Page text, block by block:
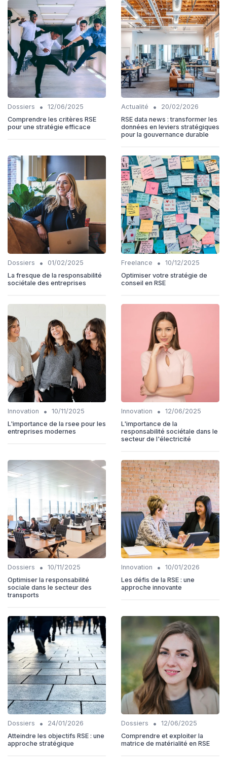
Dossiers •
12/06/2025
Comprendre les critères RSE
pour une stratégie efficace
Actualité •
20/02/2026
RSE data news : transformer les
données en leviers stratégiques
pour la gouvernance durable
Dossiers •
01/02/2025
La fresque de la responsabilité
sociétale des entreprises
Freelance •
10/12/2025
Optimiser votre stratégie de
conseil en RSE
Innovation •
10/11/2025
L'importance de la rsee pour les
entreprises modernes
Innovation •
12/06/2025
L'importance de la
responsabilité sociétale dans le
secteur de l'électricité
Dossiers •
10/11/2025
Optimiser la responsabilité
sociale dans le secteur des
transports
Innovation •
10/01/2026
Les défis de la RSE : une
approche innovante
Dossiers •
24/01/2026
Atteindre les objectifs RSE : une
approche stratégique
Dossiers •
12/06/2025
Comprendre et exploiter la
matrice de matérialité en RSE